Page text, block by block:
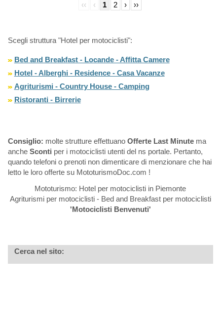
‹‹ ‹ 1 2 › ››
Scegli struttura "Hotel per motociclisti":
Bed and Breakfast - Locande - Affitta Camere
Hotel - Alberghi - Residence - Casa Vacanze
Agriturismi - Country House - Camping
Ristoranti - Birrerie
Consiglio: molte strutture effettuano Offerte Last Minutema
anche Sconti per i motociclisti utenti del ns portale. Pertanto,
quando telefoni o prenoti non dimenticare di menzionare che hai
letto le loro offerte su MototurismoDoc.com !
Mototurismo: Hotel per motociclisti in Piemonte
Agriturismi per motociclisti - Bed and Breakfast per motociclisti
'Motociclisti Benvenuti'
Cerca nel sito: